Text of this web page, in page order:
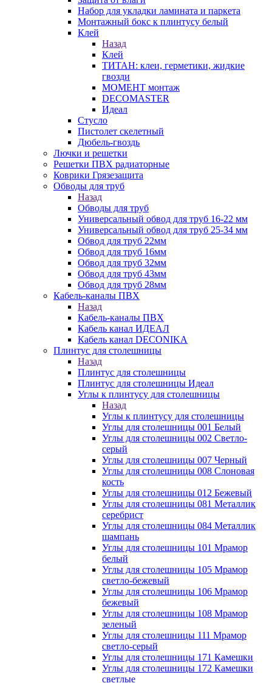
Набор для укладки ламината и паркета
Монтажный бокс к плинтусу белый
Клей
Назад
Клей
ТИТАН: клеи, герметики, жидкие
гвозди
МОМЕНТ монтаж
DECOMASTER
Идеал
Стусло
Пистолет скелетный
Дюбель-гвоздь
Лючки и решетки
Решетки ПВХ радиаторные
Коврики Грязезащита
Обводы для труб
Назад
Обводы для труб
Универсальный обвод для труб 16-22 мм
Универсальный обвод для труб 25-34 мм
Обвод для труб 22мм
Обвод для труб 16мм
Обвод для труб 32мм
Обвод для труб 43мм
Обвод для труб 28мм
Кабель-каналы ПВХ
Назад
Кабель-каналы ПВХ
Кабель канал ИДЕАЛ
Кабель канал DECONIKA
Плинтус для столешницы
Назад
Плинтус для столешницы
Плинтус для столешницы Идеал
Углы к плинтусу для столешницы
Назад
Углы к плинтусу для столешницы
Углы для столешницы 001 Белый
Углы для столешницы 002 Светло-
серый
Углы для столешницы 007 Черный
Углы для столешницы 008 Слоновая
кость
Углы для столешницы 012 Бежевый
Углы для столешницы 081 Металлик
серебрист
Углы для столешницы 084 Металлик
шампань
Углы для столешницы 101 Мрамор
белый
Углы для столешницы 105 Мрамор
светло-бежевый
Углы для столешницы 106 Мрамор
бежевый
Углы для столешницы 108 Мрамор
зеленый
Углы для столешницы 111 Мрамор
светло-серый
Углы для столешницы 171 Камешки
Углы для столешницы 172 Камешки
светлые